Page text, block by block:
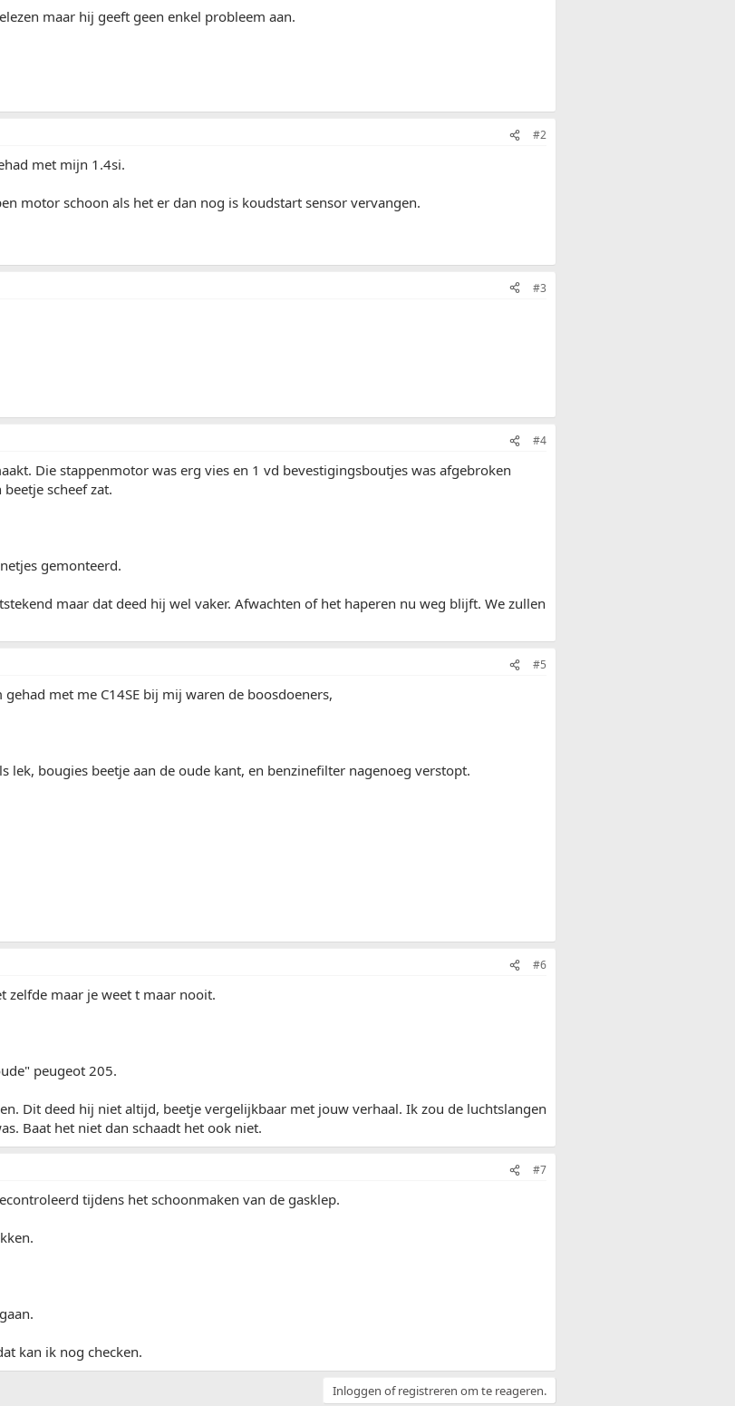
maar hij geeft geen enkel probleem aan.
#2
met mijn 1.4si.
motor schoon als het er dan nog is koudstart sensor vervangen.
#3
#4
Die stappenmotor was erg vies en 1 vd bevestigingsboutjes was afgebroken
scheef zat.
gemonteerd.
maar dat deed hij wel vaker. Afwachten of het haperen nu weg blijft. We zullen
#5
met me C14SE bij mij waren de boosdoeners,
lek, bougies beetje aan de oude kant, en benzinefilter nagenoeg verstopt.
#6
zelfde maar je weet t maar nooit.
peugeot 205.
Dit deed hij niet altijd, beetje vergelijkbaar met jouw verhaal. Ik zou de luchtslangen
Baat het niet dan schaadt het ook niet.
#7
tijdens het schoonmaken van de gasklep.
kan ik nog checken.
Inloggen of registreren om te reageren.